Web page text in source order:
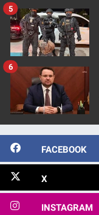
5
6
FACEBOOK
X
INSTAGRAM